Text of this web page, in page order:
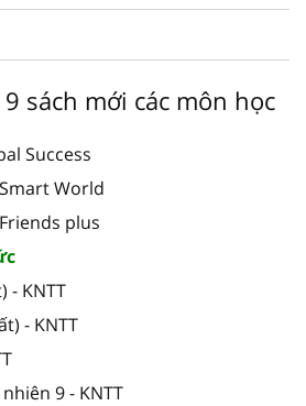
sách mới các môn học
Success
World
plus
- KNTT
- KNTT
9 - KNTT